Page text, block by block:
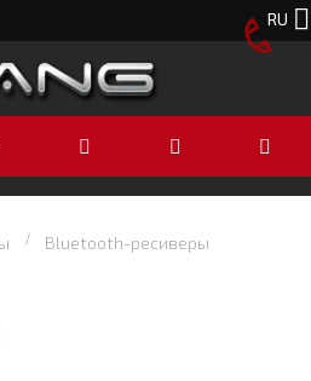
RU
Bluetooth-ресиверы